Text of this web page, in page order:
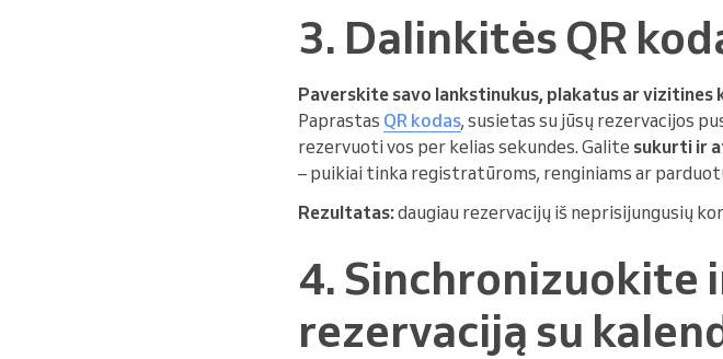
3. Dalinkitės QR
Paverskite savo lankstinukus, plakatus ar
Paprastas QR kodas, susietas su jūsų rezervacijos
rezervuoti vos per kelias sekundes. Galite sukurti ir
– puikiai tinka registratūroms, renginiams ar
Rezultatas:daugiau rezervacijų iš neprisijungusių
4. Sinchronizuokite
rezervaciją su